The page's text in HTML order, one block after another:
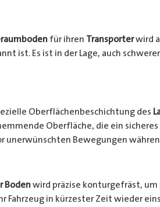
für ihren Transporterwird
ist. Es ist in der Lage, auch
Oberflächenbeschichtung des
Oberfläche, die ein
unerwünschten Bewegungen
Bodenwird präzise konturgefräst, um
Fahrzeug in kürzester Zeit wieder